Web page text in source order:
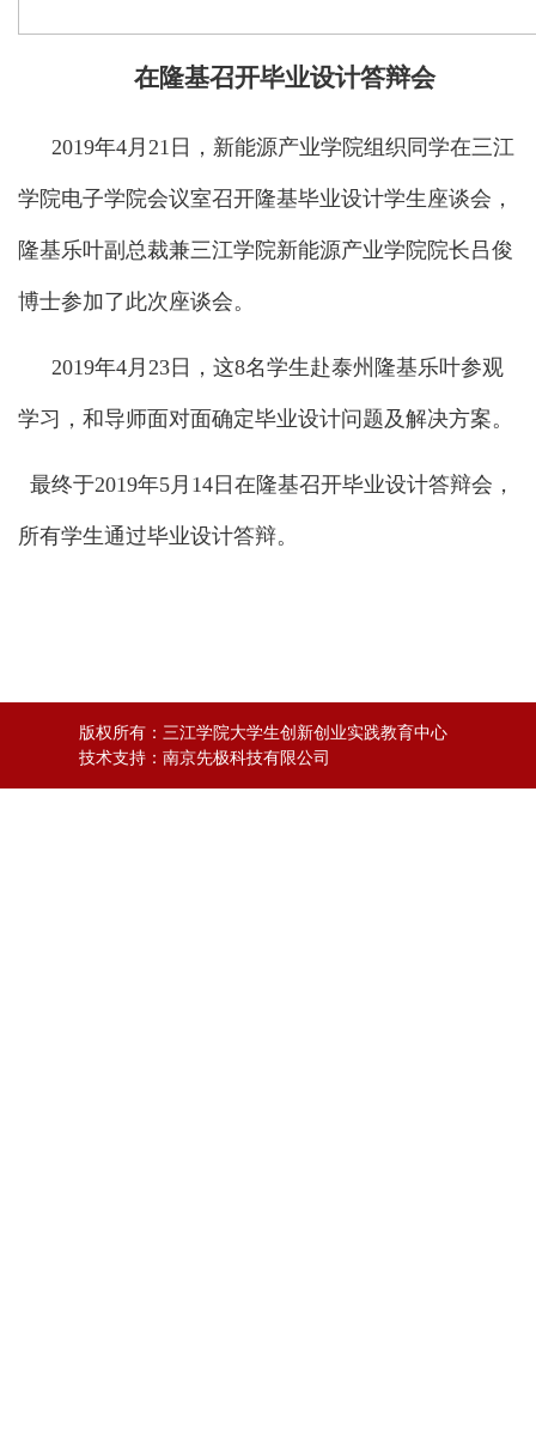
在隆基召开毕业设计答辩会
2019年4月21日，新能源产业学院组织同学在三江
学院电子学院会议室召开隆基毕业设计学生座谈会，
隆基乐叶副总裁兼三江学院新能源产业学院院长吕俊
博士参加了此次座谈会。
2019年4月23日，这8名学生赴泰州隆基乐叶参观
学习，和导师面对面确定毕业设计问题及解决方案。
最终于2019年5月14日在隆基召开毕业设计答辩会，
所有学生通过毕业设计答辩。
版权所有：三江学院大学生创新创业实践教育中心
技术支持：南京先极科技有限公司